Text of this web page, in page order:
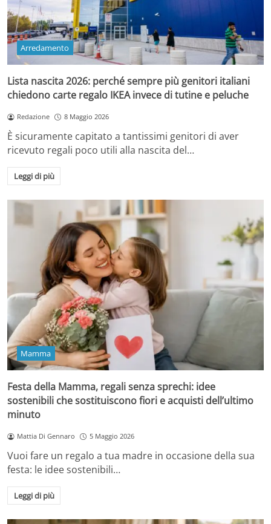
Arredamento
Lista nascita 2026: perché sempre più genitori italiani
chiedono carte regalo IKEA invece di tutine e peluche
Redazione 8 Maggio 2026
È sicuramente capitato a tantissimi genitori di aver
ricevuto regali poco utili alla nascita del…
Leggi di più
Mamma
Festa della Mamma, regali senza sprechi: idee
sostenibili che sostituiscono fiori e acquisti dell’ultimo
minuto
Mattia Di Gennaro 5 Maggio 2026
Vuoi fare un regalo a tua madre in occasione della sua
festa: le idee sostenibili…
Leggi di più